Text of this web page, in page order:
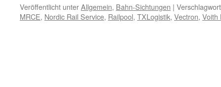
Veröffentlicht unterAllgemein, Bahn-Sichtungen |
MRCE, Nordic Rail Service, Railpool, TXLogistik, Vectron, Voith